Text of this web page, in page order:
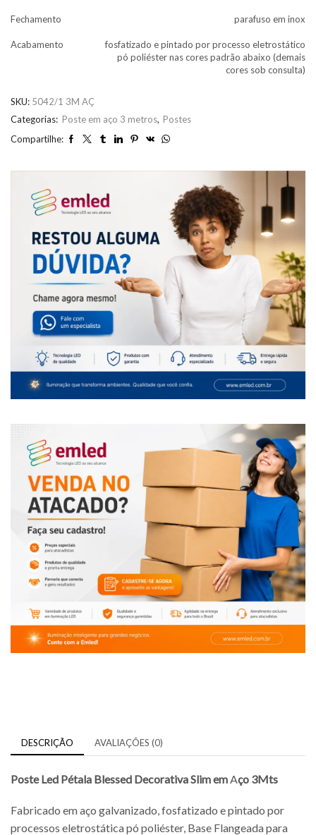
Fechamento parafuso em inox
Acabamento
fosfatizado e pintado por processo eletrostático
pó poliéster nas cores padrão abaixo (demais
cores sob consulta)
SKU: 5042/1 3M AÇ
Categorias: Poste em aço 3 metros, Postes
Compartilhe:
DESCRIÇÃO AVALIAÇÕES (0)
Poste Led Pétala Blessed DecorativaSlimemAço 3Mts
Fabricado em aço galvanizado, fosfatizado e pintado por
processos eletrostática pó poliéster, Base Flangeada para